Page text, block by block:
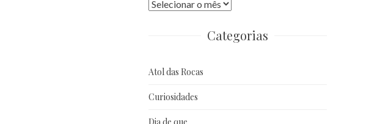
Publicações
Categorias
Atol das Rocas
Curiosidades
Dia de que